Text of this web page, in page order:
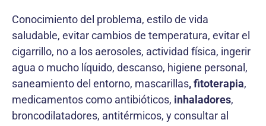
Conocimiento del problema, estilo de vida
saludable, evitar cambios de temperatura, evitar el
cigarrillo, no a los aerosoles, actividad física, ingerir
agua o mucho líquido, descanso, higiene personal,
saneamiento del entorno, mascarillas, fitoterapia,
medicamentos como antibióticos, inhaladores,
broncodilatadores, antitérmicos, y consultar al